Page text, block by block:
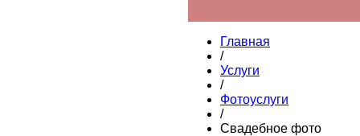
Главная
/
Услуги
/
Фотоуслуги
/
Свадебное фото